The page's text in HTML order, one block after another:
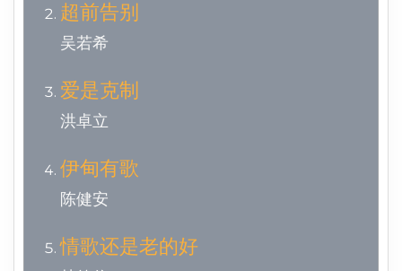
超前告别
吴若希
爱是克制
洪卓立
伊甸有歌
陈健安
情歌还是老的好